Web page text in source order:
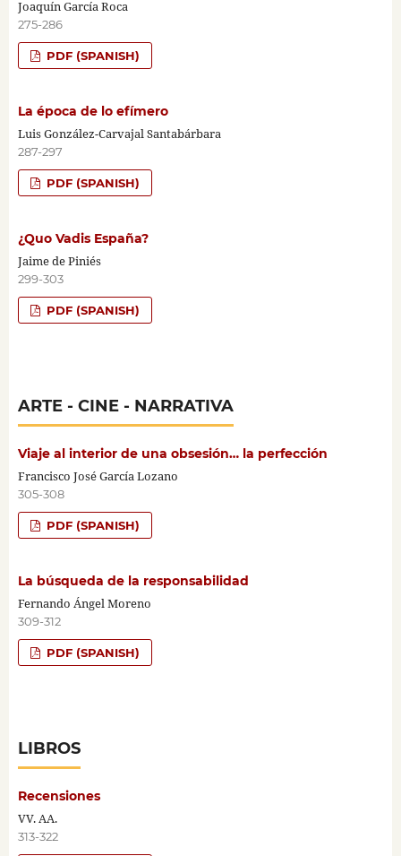
Joaquín García Roca
275-286
PDF (SPANISH)
La época de lo efímero
Luis González-Carvajal Santabárbara
287-297
PDF (SPANISH)
¿Quo Vadis España?
Jaime de Piniés
299-303
PDF (SPANISH)
ARTE - CINE - NARRATIVA
Viaje al interior de una obsesión… la perfección
Francisco José García Lozano
305-308
PDF (SPANISH)
La búsqueda de la responsabilidad
Fernando Ángel Moreno
309-312
PDF (SPANISH)
LIBROS
Recensiones
VV. AA.
313-322